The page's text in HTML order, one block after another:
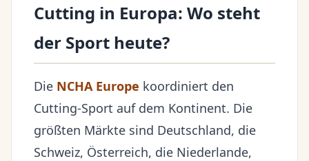
Cutting in Europa: Wo steht
der Sport heute?
Die NCHA Europe koordiniert den
Cutting-Sport auf dem Kontinent. Die
größten Märkte sind Deutschland, die
Schweiz, Österreich, die Niederlande,